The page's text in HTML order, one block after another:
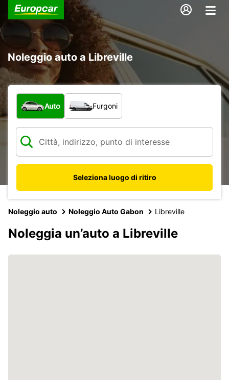
Noleggio auto a Libreville
Scegli la tipologia di veicolo:
Auto Furgoni
Seleziona luogo di ritiro
Noleggio auto Noleggio Auto Gabon Libreville
Noleggia un’auto a Libreville